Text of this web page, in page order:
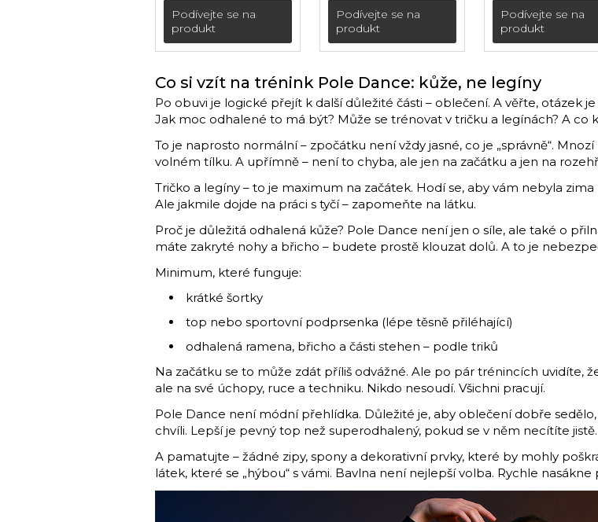
(podpatek 17,8 cm)
Podívejte se na
produkt
é sandály s páskem
kolem kotníku
(podpatek 17.8 cm)
Podívejte se na
produkt
kotníkové boty
(podpatek 20
Podívejte se na
produkt
Co si vzít na trénink Pole Dance: kůže, ne legíny
Po obuvi je logické přejít k další důležité části – oblečení. A věřte, otázek
Jak moc odhalené to má být? Může se trénovat v tričku a legínách? A co
To je naprosto normální – zpočátku není vždy jasné, co je „správně“.
volném tílku. A upřímně – není to chyba, ale jen na začátku a jen na
Tričko a legíny – to je maximum na začátek. Hodí se, aby vám nebyla
Ale jakmile dojde na práci s tyčí – zapomeňte na látku.
Proč je důležitá odhalená kůže? Pole Dance není jen o síle, ale také o
máte zakryté nohy a břicho – budete prostě klouzat dolů. A to je
Minimum, které funguje:
krátké šortky
top nebo sportovní podprsenka (lépe těsně přiléhající)
odhalená ramena, břicho a části stehen – podle triků
Na začátku se to může zdát příliš odvážné. Ale po pár trénincích uvidíte,
ale na své úchopy, ruce a techniku. Nikdo nesoudí. Všichni pracují.
Pole Dance není módní přehlídka. Důležité je, aby oblečení dobře
chvíli. Lepší je pevný top než superodhalený, pokud se v něm necítíte jistě.
A pamatujte – žádné zipy, spony a dekorativní prvky, které by mohly
látek, které se „hýbou“ s vámi. Bavlna není nejlepší volba. Rychle